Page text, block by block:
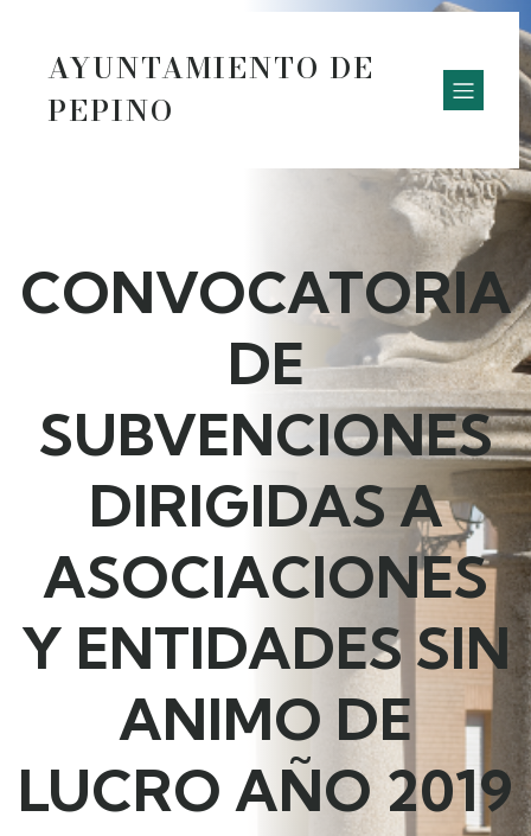
AYUNTAMIENTO DE
PEPINO
CONVOCATORIA
DE
SUBVENCIONES
DIRIGIDAS A
ASOCIACIONES
Y ENTIDADES SIN
ANIMO DE
LUCRO AÑO 2019